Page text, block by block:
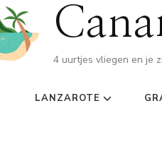
4 uurtjes vliegen en je
LANZAROTE